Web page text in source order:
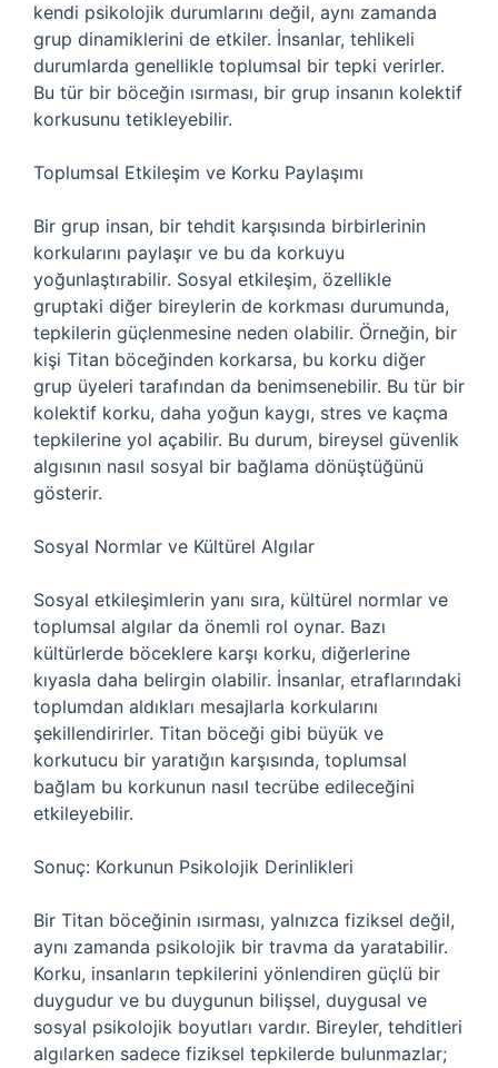
kendi psikolojik durumlarını değil, aynı zamanda
grup dinamiklerini de etkiler. İnsanlar, tehlikeli
durumlarda genellikle toplumsal bir tepki verirler.
Bu tür bir böceğin ısırması, bir grup insanın kolektif
korkusunu tetikleyebilir.
Toplumsal Etkileşim ve Korku Paylaşımı
Bir grup insan, bir tehdit karşısında birbirlerinin
korkularını paylaşır ve bu da korkuyu
yoğunlaştırabilir. Sosyal etkileşim, özellikle
gruptaki diğer bireylerin de korkması durumunda,
tepkilerin güçlenmesine neden olabilir. Örneğin, bir
kişi Titan böceğinden korkarsa, bu korku diğer
grup üyeleri tarafından da benimsenebilir. Bu tür bir
kolektif korku, daha yoğun kaygı, stres ve kaçma
tepkilerine yol açabilir. Bu durum, bireysel güvenlik
algısının nasıl sosyal bir bağlama dönüştüğünü
gösterir.
Sosyal Normlar ve Kültürel Algılar
Sosyal etkileşimlerin yanı sıra, kültürel normlar ve
toplumsal algılar da önemli rol oynar. Bazı
kültürlerde böceklere karşı korku, diğerlerine
kıyasla daha belirgin olabilir. İnsanlar, etraflarındaki
toplumdan aldıkları mesajlarla korkularını
şekillendirirler. Titan böceği gibi büyük ve
korkutucu bir yaratığın karşısında, toplumsal
bağlam bu korkunun nasıl tecrübe edileceğini
etkileyebilir.
Sonuç: Korkunun Psikolojik Derinlikleri
Bir Titan böceğinin ısırması, yalnızca fiziksel değil,
aynı zamanda psikolojik bir travma da yaratabilir.
Korku, insanların tepkilerini yönlendiren güçlü bir
duygudur ve bu duygunun bilişsel, duygusal ve
sosyal psikolojik boyutları vardır. Bireyler, tehditleri
algılarken sadece fiziksel tepkilerde bulunmazlar;